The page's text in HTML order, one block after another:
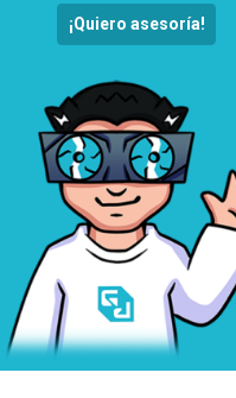
¡Quiero asesoría!